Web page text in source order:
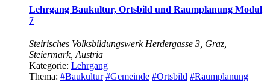
Lehrgang Baukultur, Ortsbild und Raumplanung Modul
7
Steirisches Volksbildungswerk Herdergasse 3, Graz,
Steiermark, Austria
Kategorie: Lehrgang
Thema: #Baukultur #Gemeinde #Ortsbild #Raumplanung